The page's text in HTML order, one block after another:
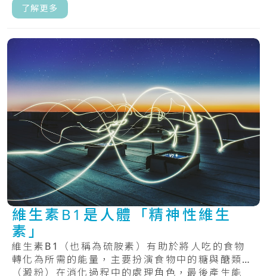
了解更多
維生素B1是人體「精神性維生
素」
維生素B1（也稱為硫胺素）有助於將人吃的食物
轉化為所需的能量，主要扮演食物中的糖與醣類
（澱粉）在消化過程中的處理角色，最後產生能